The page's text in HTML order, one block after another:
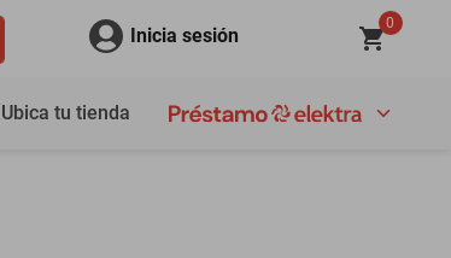
Inicia sesión
0
Ubica tu tienda